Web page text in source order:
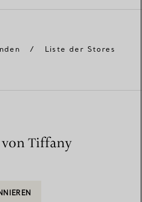
/ Liste der Stores
Tiffany